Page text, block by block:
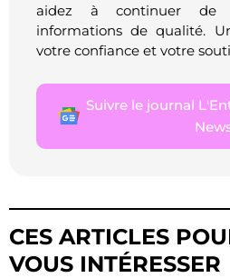
aidez à continuer de
informations de qualité.
votre confiance et votre
Suivre le journal
CES ARTICLES
VOUS INTÉRESSER